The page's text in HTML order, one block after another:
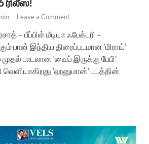
- Leave a Comment
– பீப்பிள் மீடியா ஃபேக்டரி –
பான் இந்திய திரைப்படமான ‘மிராய்’
பாடலான ‘வைப் இருக்கு பேபி’
‘ஹனுமான்’ படத்தின்